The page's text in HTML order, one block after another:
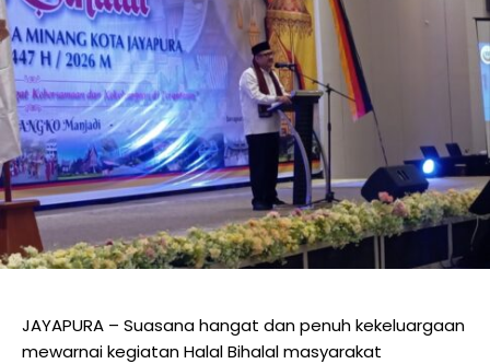
JAYAPURA – Suasana hangat dan penuh kekeluargaan
mewarnai kegiatan Halal Bihalal masyarakat